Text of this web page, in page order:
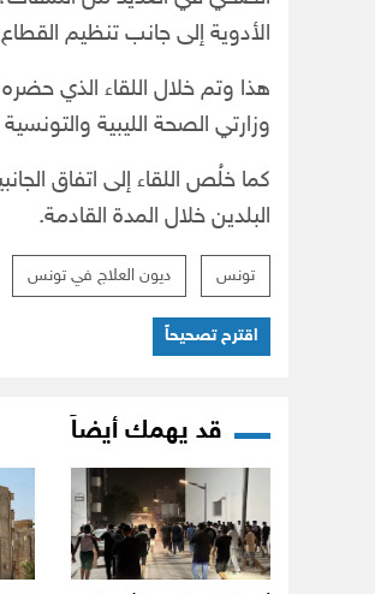
الأدوية إلى جانب تنظيم
هذا وتم خلال اللقاء الذي
وزارتي الصحة الليبية
كما خلُص اللقاء إلى اتفاق
البلدين خلال المدة القادمة.
تونس ديون العلاج في تونس
اقترح تصحيحاً
قد يهمك أيضاً